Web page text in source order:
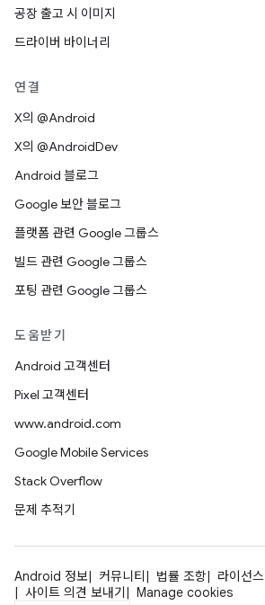
공장 출고 시 이미지
드라이버 바이너리
연결
X의 @Android
X의 @AndroidDev
Android 블로그
Google 보안 블로그
플랫폼 관련 Google 그룹스
빌드 관련 Google 그룹스
포팅 관련 Google 그룹스
도움받기
Android 고객센터
Pixel 고객센터
www.android.com
Google Mobile Services
Stack Overflow
문제 추적기
Android 정보 커뮤니티 법률 조항 라이선스
사이트 의견 보내기
Manage cookies